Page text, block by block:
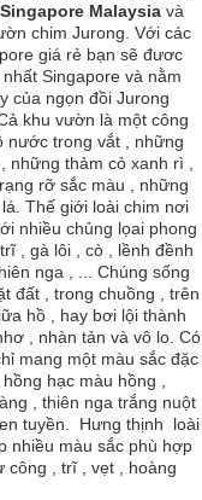
Malaysia và
chim Jurong. Với các
giá rẻ bạn sẽ đươc
Singapore và nằm
của ngọn đồi Jurong
khu vườn là một công
nước trong vắt , những
những thảm cỏ xanh rì ,
rỡ sắc màu , những
Thế giới loài chim nơi
nhiều chủng lọai phong
, gà lôi , cò , lềnh đềnh
nga , ... Chúng sống
đất , trong chuồng , trên
hồ , hay bơi lội thành
, nhàn tản và vô lo. Có
mang một màu sắc đặc
hạc màu hồng ,
, thiên nga trắng nuột
tuyền. Hưng thịnh loài
nhiều màu sắc phù hợp
công , trĩ , vẹt , hoàng